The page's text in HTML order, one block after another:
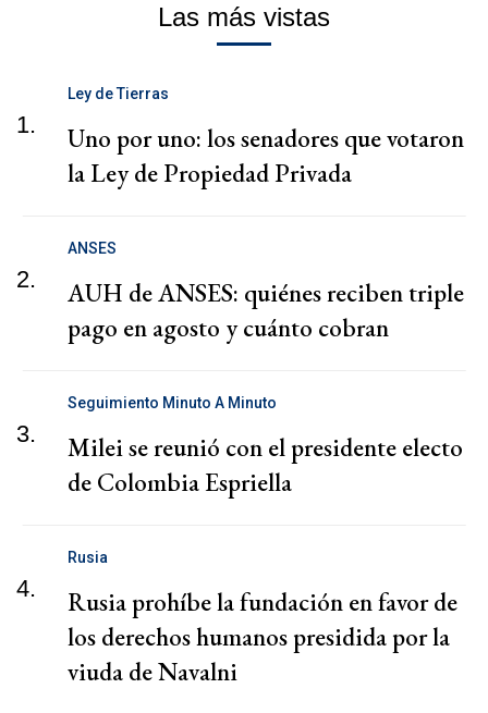
Las más vistas
1.
Ley de Tierras
Uno por uno: los senadores que votaron
la Ley de Propiedad Privada
2.
ANSES
AUH de ANSES: quiénes reciben triple
pago en agosto y cuánto cobran
3.
Seguimiento Minuto A Minuto
Milei se reunió con el presidente electo
de Colombia Espriella
4.
Rusia
Rusia prohíbe la fundación en favor de
los derechos humanos presidida por la
viuda de Navalni